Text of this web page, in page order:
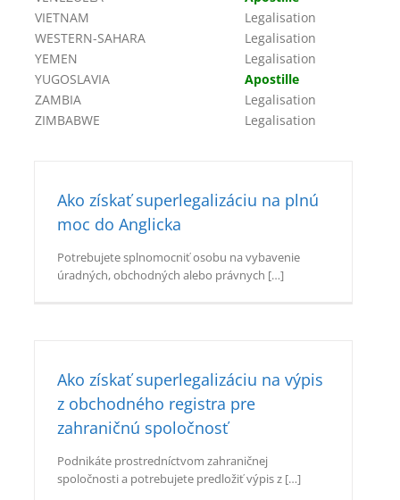
VIETNAM
Legalisation
WESTERN-SAHARA
Legalisation
YEMEN
Legalisation
YUGOSLAVIA
Apostille
ZAMBIA
Legalisation
ZIMBABWE
Legalisation
Ako získať superlegalizáciu na plnú
moc do Anglicka
Potrebujete splnomocniť osobu na vybavenie
úradných, obchodných alebo právnych […]
Ako získať superlegalizáciu na výpis
z obchodného registra pre
zahraničnú spoločnosť
Podnikáte prostredníctvom zahraničnej
spoločnosti a potrebujete predložiť výpis z […]